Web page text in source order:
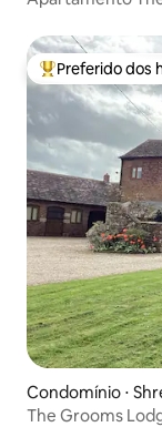
Entre os
Preferido dos
Condomínio ⋅
The Grooms